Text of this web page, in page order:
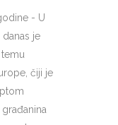
- U
je
čiji je